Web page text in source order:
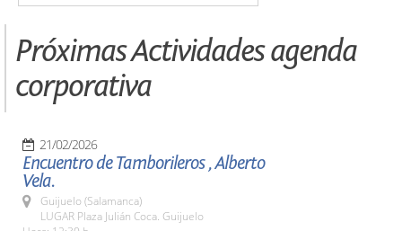
Próximas Actividades agenda
corporativa
21/02/2026
Encuentro de Tamborileros , Alberto
Vela.
Guijuelo (Salamanca)
LUGAR Plaza Julián Coca. Guijuelo